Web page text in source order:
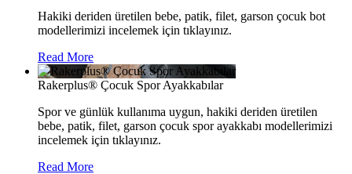
Hakiki deriden üretilen bebe, patik, filet, garson çocuk bot
modellerimizi incelemek için tıklayınız.
Read More
Rakerplus® Çocuk Spor Ayakkabılar
Spor ve günlük kullanıma uygun, hakiki deriden üretilen
bebe, patik, filet, garson çocuk spor ayakkabı modellerimizi
incelemek için tıklayınız.
Read More